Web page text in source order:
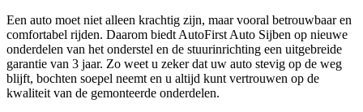
Een auto moet niet alleen krachtig zijn, maar vooral betrouwbaar en
comfortabel rijden. Daarom biedt AutoFirst Auto Sijben op nieuwe
onderdelen van het onderstel en de stuurinrichting een uitgebreide
garantie van 3 jaar. Zo weet u zeker dat uw auto stevig op de weg
blijft, bochten soepel neemt en u altijd kunt vertrouwen op de
kwaliteit van de gemonteerde onderdelen.